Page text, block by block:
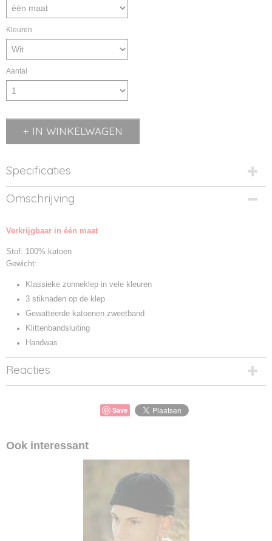
Kleuren
Aantal
IN WINKELWAGEN
Specificaties
Productcode
MB096-01
MB096
Omschrijving
Verkrijgbaar in één maat
Stof: 100% katoen
Gewicht:
Klassieke zonneklep in vele kleuren
3 stiknaden op de klep
Gewatteerde katoenen zweetband
Klittenbandsluiting
Handwas
Reacties
Save
Ook interessant